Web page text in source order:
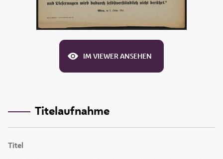
IM VIEWER ANSEHEN
Titelaufnahme
Titel